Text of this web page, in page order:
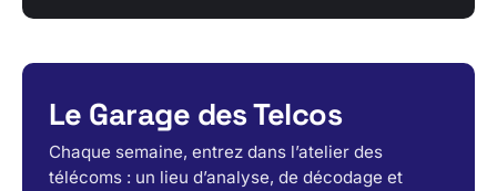
Le Garage des Telcos
Chaque semaine, entrez dans l’atelier des
télécoms : un lieu d’analyse, de décodage et